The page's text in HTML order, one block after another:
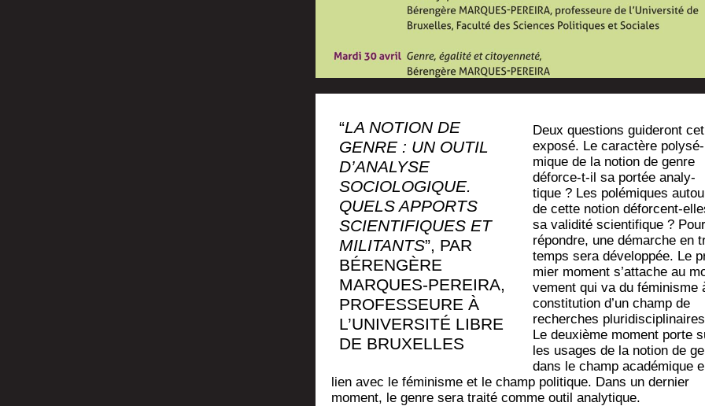
“LA NOTION DE
GENRE : UN OUTIL
D’A­NA­LYSE
SOCIO­LO­GIQUE.
QUELS APPORTS
SCIEN­TI­FIQUES ET
MILI­TANTS”, PAR
BÉREN­GÈRE
MARQUES-PER­EI­RA,
PRO­FES­SEURE À
L’UNIVERSITÉ LIBRE
DE BRUXELLES
Deux ques­tions gui­de­ront cet
expo­sé. Le carac­tère poly­sé­
mique de la notion de genre
déforce-t-il sa por­tée ana­ly­
tique ? Les polé­miques
de cette notion déforcent-
sa vali­di­té scien­ti­fique ?
répondre, une démarche en
temps sera déve­lop­pée. Le
mier moment s’at­tache au
ve­ment qui va du fémi­nisme
consti­tu­tion d’un champ de
recherches
Le deuxième moment porte
les usages de la notion de
dans le champ aca­dé­mique
lien avec le fémi­nisme et le champ poli­tique. Dans un der­nier
moment, le genre sera trai­té comme outil analytique.